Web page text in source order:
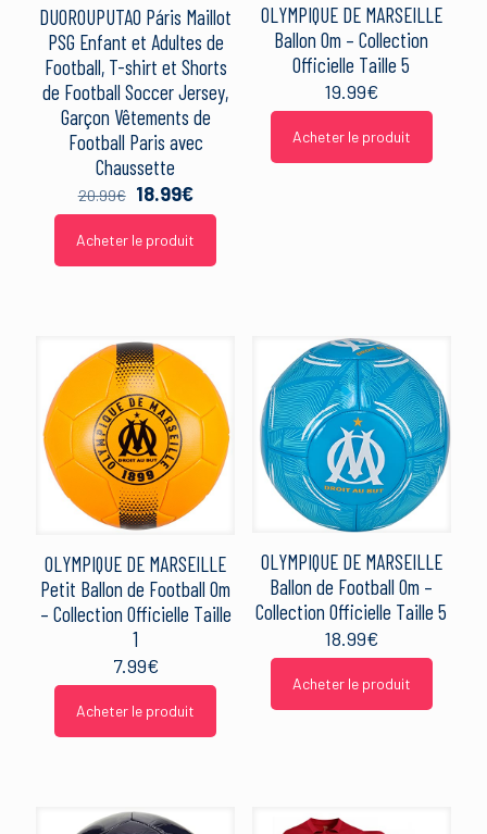
DUOROUPUTAO Páris Maillot
PSG Enfant et Adultes de
Football, T-shirt et Shorts
de Football Soccer Jersey,
Garçon Vêtements de
Football Paris avec
Chaussette
20.99€
Le
prix
initial
était :
18.99€Le
prix
actuel
est :
Acheter le produit
OLYMPIQUE DE MARSEILLE
Ballon Om – Collection
Officielle Taille 5
19.99€
Acheter le produit
OLYMPIQUE DE MARSEILLE
Petit Ballon de Football Om
– Collection Officielle Taille
1
7.99€
Acheter le produit
OLYMPIQUE DE MARSEILLE
Ballon de Football Om –
Collection Officielle Taille 5
18.99€
Acheter le produit